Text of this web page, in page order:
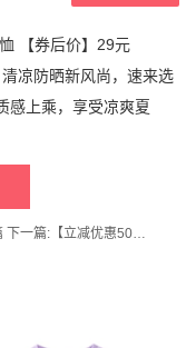
【券后价】29元
晒新风尚，速来选
感上乘，享受凉爽夏
下一篇: 【立减优惠50】【安奈儿旗舰店】多巴胺配色宽松亲肤短袖